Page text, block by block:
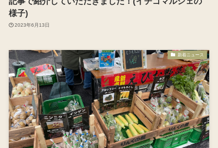
様子)
2023年6月13日
新着ニュース